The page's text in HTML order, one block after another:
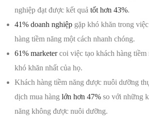
nghiệp đạt được kết quả tốt hơn 43%.
41% doanh nghiệp gặp khó khăn trong
hàng tiềm năng một cách nhanh chóng.
61% marketercoi việc tạo khách hàng tiềm
khó khăn nhất của họ.
Khách hàng tiềm năng được nuôi dưỡng
dịch mua hàng lớn hơn 47% so với những
năng không được nuôi dưỡng.